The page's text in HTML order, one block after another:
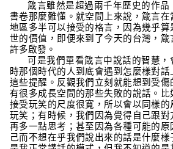
箴言雖然是超過兩千年歷史的作品
書卷那麼難懂。就空間上來說，箴言
地區多半可以接受的格言，因為幾乎
世的價值，即便來到了今天的台灣，箴
許多啟發。
可是我們單看箴言中說話的智慧
時那個時代的人到底會遇到怎麼樣對
這些提醒。反觀我們立刻就能想到受
有很多成長空間的那些失敗的說話。
接受玩笑的尺度很寬，所以會以同樣的
玩笑；有時候，我們因為覺得自己跟
再多一點思考；甚至因為各種可能的原
己而不想在乎我們說出來的話是什麼